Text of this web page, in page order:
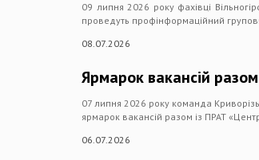
09 липня 2026 року фахівці
проведуть профінформаційний
08.07.2026
Ярмарок вакансій
07 липня 2026 року команда
ярмарок вакансій разом із ПРАТ
06.07.2026